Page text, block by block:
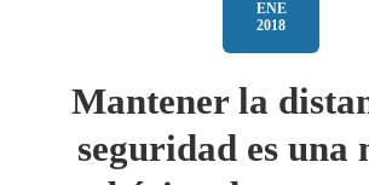
ENE
2018
Mantener la
seguridad es una